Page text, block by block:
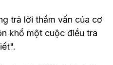
trả lời thẩm vấn của cơ
khổ một cuộc điều tra